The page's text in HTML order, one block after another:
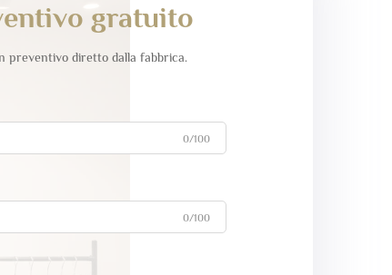
gratuito
preventivo diretto dalla fabbrica.
0/100
0/100